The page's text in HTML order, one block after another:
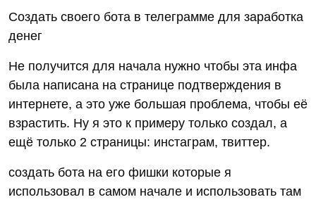
Создать своего бота в телеграмме для заработка
денег
Не получится для начала нужно чтобы эта инфа
была написана на странице подтверждения в
интернете, а это уже большая проблема, чтобы её
взрастить. Ну я это к примеру только создал, а
ещё только 2 страницы: инстаграм, твиттер.
создать бота на его фишки которые я
использовал в самом начале и использовать там